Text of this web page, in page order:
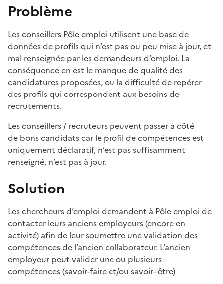
Problème
Les conseillers Pôle emploi utilisent une base de
données de profils qui n’est pas ou peu mise à jour, et
mal renseignée par les demandeurs d’emploi. La
conséquence en est le manque de qualité des
candidatures proposées, ou la difficulté de repérer
des profils qui correspondent aux besoins de
recrutements.
Les conseillers / recruteurs peuvent passer à côté
de bons candidats car le profil de compétences est
uniquement déclaratif, n’est pas suffisamment
renseigné, n’est pas à jour.
Solution
Les chercheurs d’emploi demandent à Pôle emploi de
contacter leurs anciens employeurs (encore en
activité) afin de leur soumettre une validation des
compétences de l’ancien collaborateur. L’ancien
employeur peut valider une ou plusieurs
compétences (savoir-faire et/ou savoir–être)